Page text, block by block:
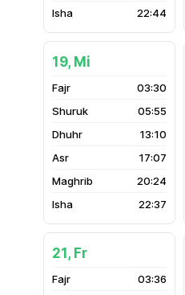
22:44
19, Mi
03:30
05:55
13:10
17:07
20:24
22:37
21, Fr
03:36